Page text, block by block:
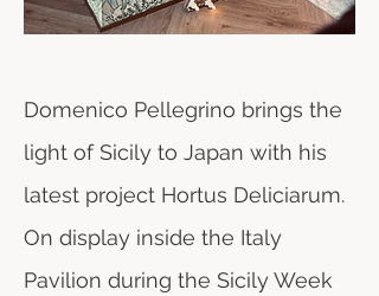
Domenico Pellegrino brings the
light of Sicily to Japan with his
latest project Hortus Deliciarum.
On display inside the Italy
Pavilion during the Sicily Week